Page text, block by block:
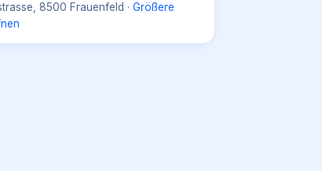
8500 Frauenfeld · Größere